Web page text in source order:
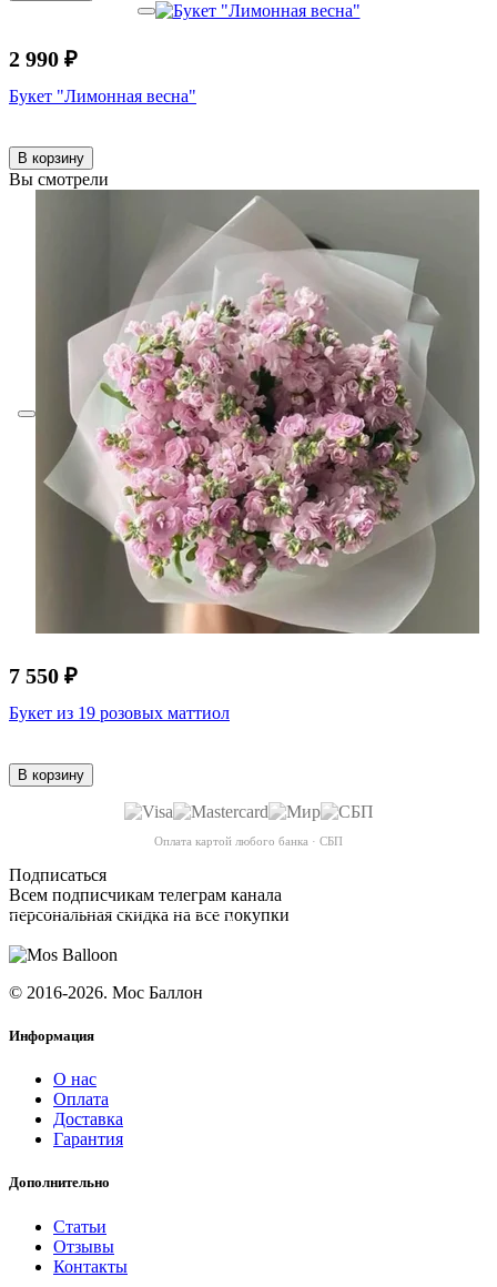
2 990 ₽
Букет "Лимонная весна"
В корзину
Вы смотрели
7 550 ₽
Букет из 19 розовых маттиол
В корзину
Оплата картой любого банка · СБП
Подписаться
Всем подписчикам телеграм канала
персональная скидка на все покупки
© 2016-2026. Мос Баллон
Информация
О нас
Оплата
Доставка
Гарантия
Дополнительно
Статьи
Отзывы
Контакты